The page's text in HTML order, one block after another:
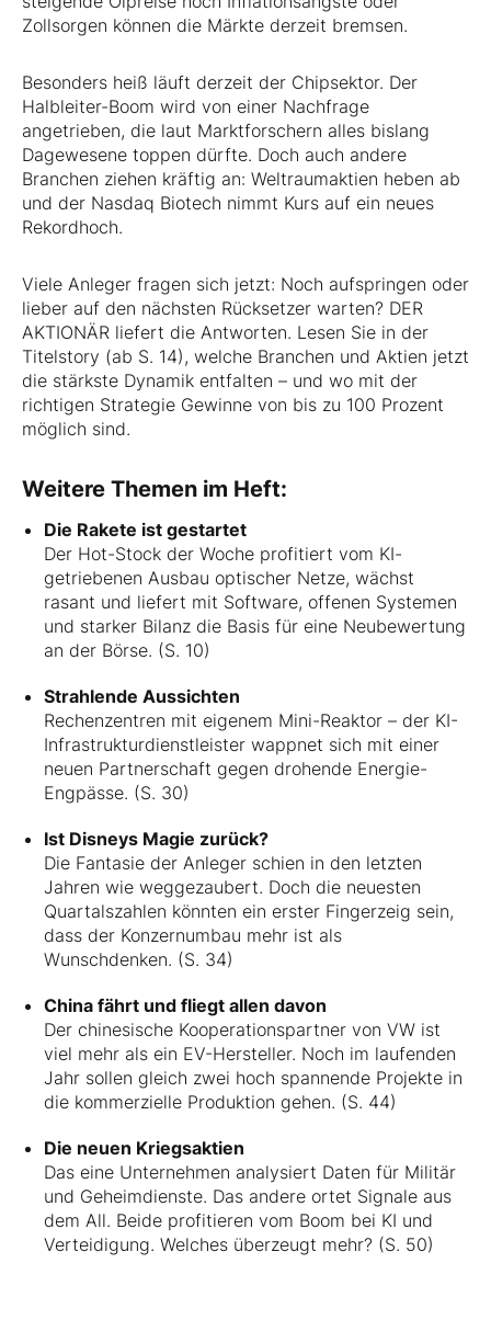
Zollsorgen können die Märkte derzeit bremsen.
Besonders heiß läuft derzeit der Chipsektor. Der
Halbleiter-Boom wird von einer Nachfrage
angetrieben, die laut Marktforschern alles bislang
Dagewesene toppen dürfte. Doch auch andere
Branchen ziehen kräftig an: Weltraumaktien heben ab
und der Nasdaq Biotech nimmt Kurs auf ein neues
Rekordhoch.
Viele Anleger fragen sich jetzt: Noch aufspringen oder
lieber auf den nächsten Rücksetzer warten? DER
AKTIONÄR liefert die Antworten. Lesen Sie in der
Titelstory (ab S. 14), welche Branchen und Aktien jetzt
die stärkste Dynamik entfalten – und wo mit der
richtigen Strategie Gewinne von bis zu 100 Prozent
möglich sind.
Weitere Themen im Heft:
Die Rakete ist gestartet
Der Hot-Stock der Woche profitiert vom KI-
getriebenen Ausbau optischer Netze, wächst
rasant und liefert mit Software, offenen Systemen
und starker Bilanz die Basis für eine Neubewertung
an der Börse. (S. 10)
Strahlende Aussichten
Rechenzentren mit eigenem Mini-Reaktor – der KI-
Infrastrukturdienstleister wappnet sich mit einer
neuen Partnerschaft gegen drohende Energie-
Engpässe. (S. 30)
Ist Disneys Magie zurück?
Die Fantasie der Anleger schien in den letzten
Jahren wie weggezaubert. Doch die neuesten
Quartalszahlen könnten ein erster Fingerzeig sein,
dass der Konzernumbau mehr ist als
Wunschdenken. (S. 34)
China fährt und fliegt allen davon
Der chinesische Kooperationspartner von VW ist
viel mehr als ein EV-Hersteller. Noch im laufenden
Jahr sollen gleich zwei hoch spannende Projekte in
die kommerzielle Produktion gehen. (S. 44)
Die neuen Kriegsaktien
Das eine Unternehmen analysiert Daten für Militär
und Geheimdienste. Das andere ortet Signale aus
dem All. Beide profitieren vom Boom bei KI und
Verteidigung. Welches überzeugt mehr? (S. 50)